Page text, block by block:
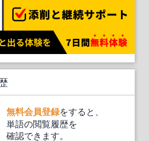
無料会員登録をすると、
単語の閲覧履歴を
確認できます。